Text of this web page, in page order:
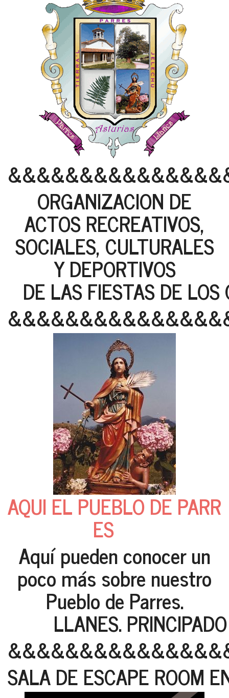
ORGANIZACION DE
ACTOS RECREATIVOS,
SOCIALES, CULTURALES
Y DEPORTIVOS
DE LAS FIESTAS DE
AQUI EL PUEBLO DE PARR
ES
Aquí pueden conocer un
poco más sobre nuestro
Pueblo de Parres.
LLANES. PRINCIPADO
SALA DE ESCAPE ROOM